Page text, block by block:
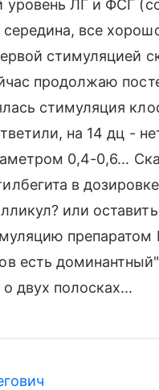
уровень ЛГ и ФСГ
все
стимуляцией
продолжаю
стимуляция
на 14 дц -
0,4-0,6...
в
или
есть
двух полосках...